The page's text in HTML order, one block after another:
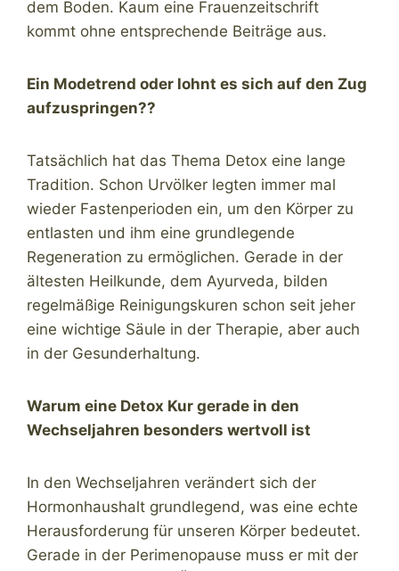
dem Boden. Kaum eine Frauenzeitschrift
kommt ohne entsprechende Beiträge aus.
Ein Modetrend oder lohnt es sich auf den Zug
aufzuspringen??
Tatsächlich hat das Thema Detox eine lange
Tradition. Schon Urvölker legten immer mal
wieder Fastenperioden ein, um den Körper zu
entlasten und ihm eine grundlegende
Regeneration zu ermöglichen. Gerade in der
ältesten Heilkunde, dem Ayurveda, bilden
regelmäßige Reinigungskuren schon seit jeher
eine wichtige Säule in der Therapie, aber auch
in der Gesunderhaltung.
Warum eine Detox Kur gerade in den
Wechseljahren besonders wertvoll ist
In den Wechseljahren verändert sich der
Hormonhaushalt grundlegend, was eine echte
Herausforderung für unseren Körper bedeutet.
Gerade in der Perimenopause muss er mit der